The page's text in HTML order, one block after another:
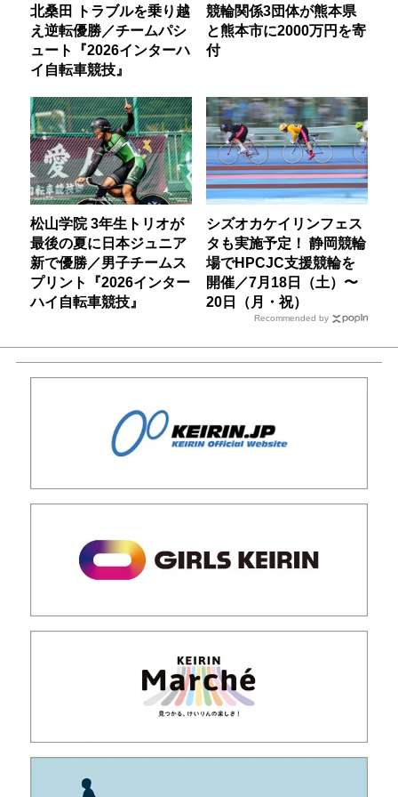
北桑田 トラブルを乗り越
え逆転優勝／チームパシ
ュート『2026インターハ
イ自転車競技』
競輪関係3団体が熊本県
と熊本市に2000万円を寄
付
松山学院 3年生トリオが
最後の夏に日本ジュニア
新で優勝／男子チームス
プリント『2026インター
ハイ自転車競技』
シズオカケイリンフェス
タも実施予定！ 静岡競輪
場でHPCJC支援競輪を
開催／7月18日（土）〜
20日（月・祝）
Recommended by